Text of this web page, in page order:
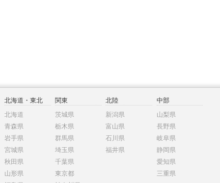
北海道・東北
北海道
青森県
岩手県
宮城県
秋田県
山形県
関東
茨城県
栃木県
群馬県
埼玉県
千葉県
東京都
北陸
新潟県
富山県
石川県
福井県
中部
山梨県
長野県
岐阜県
静岡県
愛知県
三重県